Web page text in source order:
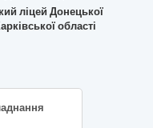
ліцей Донецької
області